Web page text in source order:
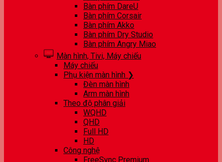
Bàn phím DareU
Bàn phím Corsair
Bàn phím Akko
Bàn phím Dry Studio
Bàn phím Angry Miao
Màn hình, Tivi, Máy chiếu
Máy chiếu
Phụ kiện màn hình ❯
Đèn màn hình
Arm màn hình
Theo độ phân giải
WQHD
QHD
Full HD
HD
Công nghệ
FreeSync Premium